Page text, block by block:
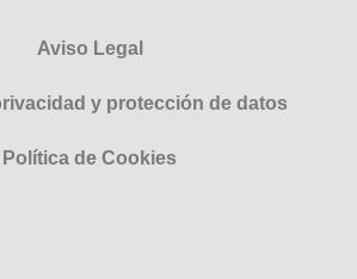
Aviso Legal
y protección de datos
Política de Cookies